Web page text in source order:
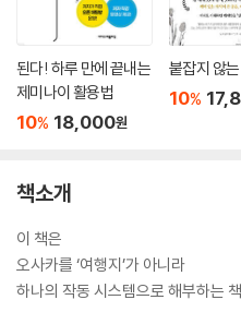
된다! 하루 만에 끝내는
제미나이 활용법
10% 18,000원
붙잡지 않
10%
책소개
이 책은
오사카를 ‘여행지’가 아니라
하나의 작동 시스템으로 해부하는